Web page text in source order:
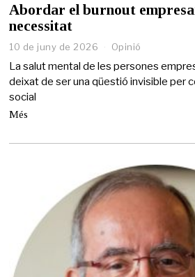
Abordar el burnout
necessitat
10 de juny de 2026 Opinió
La salut mental de les persones
deixat de ser una qüestió invisible per
social
Més